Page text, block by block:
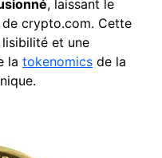
, laissant le
crypto.com. Cette
et une
la tokenomics de la